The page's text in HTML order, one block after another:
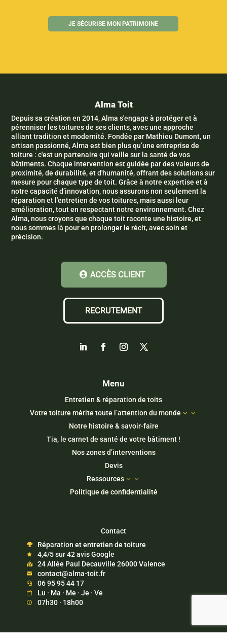
JE SÉCURISE MON PATRIMOINE
Alma Toit
Depuis sa création en 2014, Alma s'engage à protéger et à
pérenniser les toitures de ses clients, avec une approche
alliant tradition et modernité. Fondée par Mathieu Dumont, un
artisan passionné, Alma est bien plus qu’une entreprise de
toiture : c'est un partenaire qui veille sur la santé de vos
bâtiments. Chaque intervention est guidée par des valeurs de
proximité, de durabilité, et d'humanité, offrant des solutions sur
mesure pour chaque type de toit. Grâce à notre expertise et à
notre capacité d’innovation, nous assurons non seulement la
réparation et l’entretien de vos toitures, mais aussi leur
amélioration, tout en respectant notre environnement. Chez
Alma, nous croyons que chaque toit raconte une histoire, et
nous sommes là pour en prolonger le récit, avec soin et
précision.
ACCÈS CLIENT
RECRUTEMENT
Menu
Entretien & réparation de toits
Votre toiture mérite toute l’attention du monde
3
Notre histoire & savoir-faire
Tia, le carnet de santé de votre bâtiment !
Nos zones d’interventions
Devis
Ressources
3
Politique de confidentialité
Contact
 Réparation et entretien de toiture
 4,4/5 sur 42 avis Google
 24 Allée Paul Decauville 26000 Valence
 contact@alma-toit.fr
 06 95 95 44 17
 Lu · Ma · Me · Je · Ve
 07h30 · 18h00